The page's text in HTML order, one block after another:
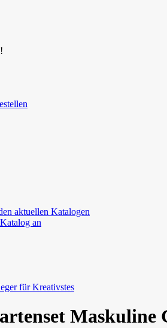
aktuellen Katalogen
an
für Kreativstes
Maskuline